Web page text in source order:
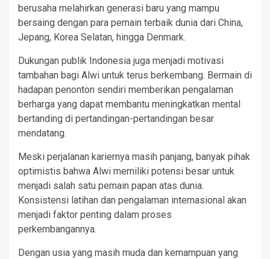
berusaha melahirkan generasi baru yang mampu
bersaing dengan para pemain terbaik dunia dari China,
Jepang, Korea Selatan, hingga Denmark.
Dukungan publik Indonesia juga menjadi motivasi
tambahan bagi Alwi untuk terus berkembang. Bermain di
hadapan penonton sendiri memberikan pengalaman
berharga yang dapat membantu meningkatkan mental
bertanding di pertandingan-pertandingan besar
mendatang.
Meski perjalanan kariernya masih panjang, banyak pihak
optimistis bahwa Alwi memiliki potensi besar untuk
menjadi salah satu pemain papan atas dunia.
Konsistensi latihan dan pengalaman internasional akan
menjadi faktor penting dalam proses
perkembangannya.
Dengan usia yang masih muda dan kemampuan yang